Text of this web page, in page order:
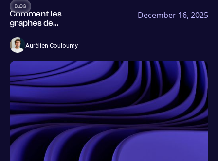
BLOG
Comment les
graphes de
révolutionnent
l'analyse des
risques dans le
secteur de
l'assurance
December 16, 2025
Aurélien Couloumy